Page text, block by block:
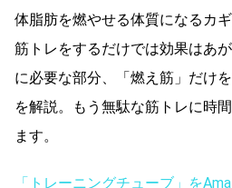
体脂肪を燃やせる体質になるカ
筋トレをするだけでは効果はあ
に必要な部分、「燃え筋」だけ
を解説。もう無駄な筋トレに時
ます。
「トレーニングチューブ」を